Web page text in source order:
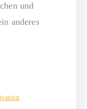
und
anderes